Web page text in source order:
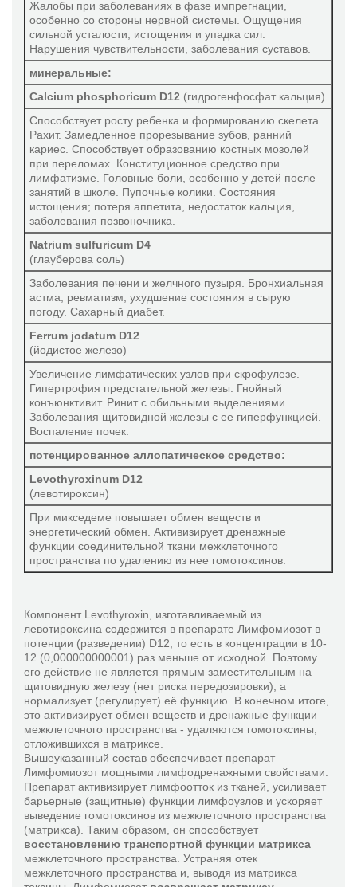
Жалобы при заболеваниях в фазе импрегнации,
особенно со стороны нервной системы. Ощущения
сильной усталости, истощения и упадка сил.
Нарушения чувствительности, заболевания суставов.
минеральные:
Calcium phosphoricum D12 (гидрогенфосфат кальция)
Способствует росту ребенка и формированию скелета.
Рахит. Замедленное прорезывание зубов, ранний
кариес. Способствует образованию костных мозолей
при переломах. Конституционное средство при
лимфатизме. Головные боли, особенно у детей после
занятий в школе. Пупочные колики. Состояния
истощения; потеря аппетита, недостаток кальция,
заболевания позвоночника.
Natrium sulfuricum D4
(глауберова соль)
Заболевания печени и желчного пузыря. Бронхиальная
астма, ревматизм, ухудшение состояния в сырую
погоду. Сахарный диабет.
Ferrum jodatum D12
(йодистое железо)
Увеличение лимфатических узлов при скрофулезе.
Гипертрофия предстательной железы. Гнойный
конъюнктивит. Ринит с обильными выделениями.
Заболевания щитовидной железы с ее гиперфункцией.
Воспаление почек.
потенцированное аллопатическое средство:
Levothyroxinum D12
(левотироксин)
При микседеме повышает обмен веществ и
энергетический обмен. Активизирует дренажные
функции соединительной ткани межклеточного
пространства по удалению из нее гомотоксинов.
Компонент Levothyroxin, изготавливаемый из
левотироксина содержится в препарате Лимфомиозот в
потенции (разведении) D12, то есть в концентрации в 10-
12 (0,000000000001) раз меньше от исходной. Поэтому
его действие не является прямым заместительным на
щитовидную железу (нет риска передозировки), а
нормализует (регулирует) её функцию. В конечном итоге,
это активизирует обмен веществ и дренажные функции
межклеточного пространства - удаляются гомотоксины,
отложившихся в матриксе.
Вышеуказанный состав обеспечивает препарат
Лимфомиозот мощными лимфодренажными свойствами.
Препарат активизирует лимфоотток из тканей, усиливает
барьерные (защитные) функции лимфоузлов и ускоряет
выведение гомотоксинов из межклеточного пространства
(матрикса). Таким образом, он способствует
восстановлению транспортной функции матрикса
межклеточного пространства. Устраняя отек
межклеточного пространства и, выводя из матрикса